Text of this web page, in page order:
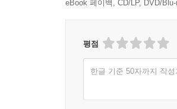
eBook 페이백, CD/LP, DVD/
평점
한글 기준 50자까지 작성